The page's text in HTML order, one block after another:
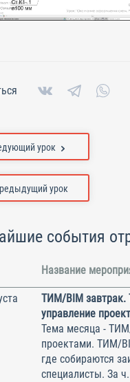
урок
урок
события
Название
ТИМ/BIM
управление
Тема месяца -
проектами. ТИМ/
где собираются
специалисты. За